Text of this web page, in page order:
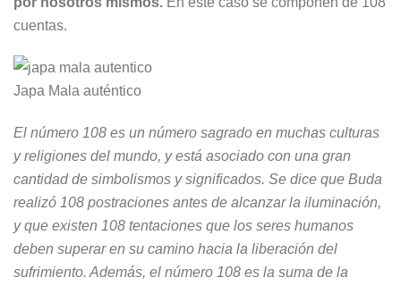
cuentas.
Japa Mala auténtico
El número 108 es un número sagrado en muchas culturas
y religiones del mundo, y está asociado con una gran
cantidad de simbolismos y significados. Se dice que Buda
realizó 108 postraciones antes de alcanzar la iluminación,
y que existen 108 tentaciones que los seres humanos
deben superar en su camino hacia la liberación del
sufrimiento. Además, el número 108 es la suma de la